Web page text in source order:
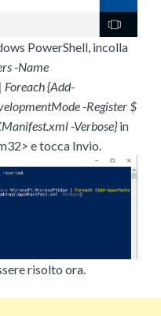
PowerShell, incolla
-Name
{Add-
-Register $
-Verbose}in
e tocca Invio.
risolto ora.